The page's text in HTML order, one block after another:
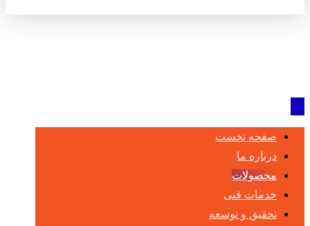
صفحه نخست
درباره ما
محصولات
خدمات فنی
تحقیق و توسعه